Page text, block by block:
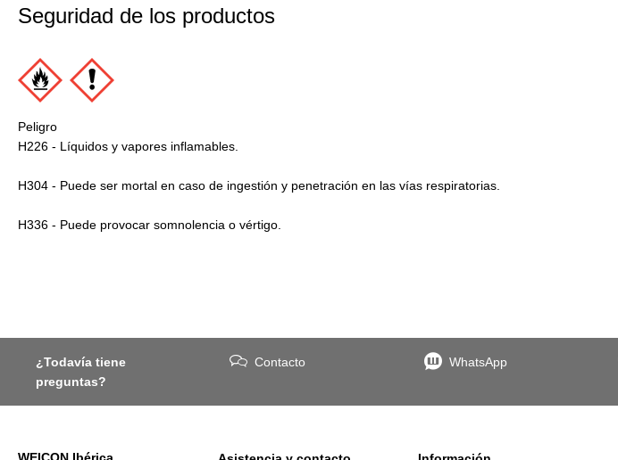
Seguridad de los productos
Peligro
H226 - Líquidos y vapores inflamables.
H304 - Puede ser mortal en caso de ingestión y penetración en las vías respiratorias.
H336 - Puede provocar somnolencia o vértigo.
¿Todavía tiene
preguntas?
Contacto WhatsApp